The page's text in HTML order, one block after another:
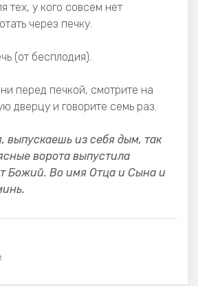
тех, у кого совсем нет
через печку.
(от бесплодия).
перед печкой, смотрите на
дверцу и говорите семь раз.
выпускаешь из себя дым, так
ворота выпустила
Божий. Во имя Отца и Сына и